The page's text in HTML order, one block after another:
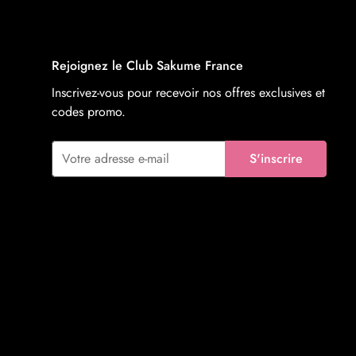
hanekawa hasumi
shion alphine
taihou
eblana
Rejoignez le Club Sakume France
Inscrivez-vous pour recevoir nos offres exclusives et
codes promo.
S'inscrire